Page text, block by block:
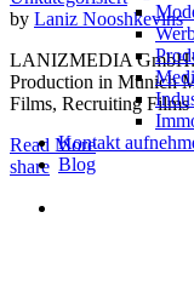
Kontakt
Blog
by Laniz Nooshkevins
LANIZMEDIA GmbH:
Production in Munich
Films, Recruiting
Read More
share